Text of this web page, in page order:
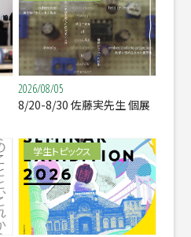
2026/08/05
8/20-8/30 佐藤実先生 個展
学生トピックス